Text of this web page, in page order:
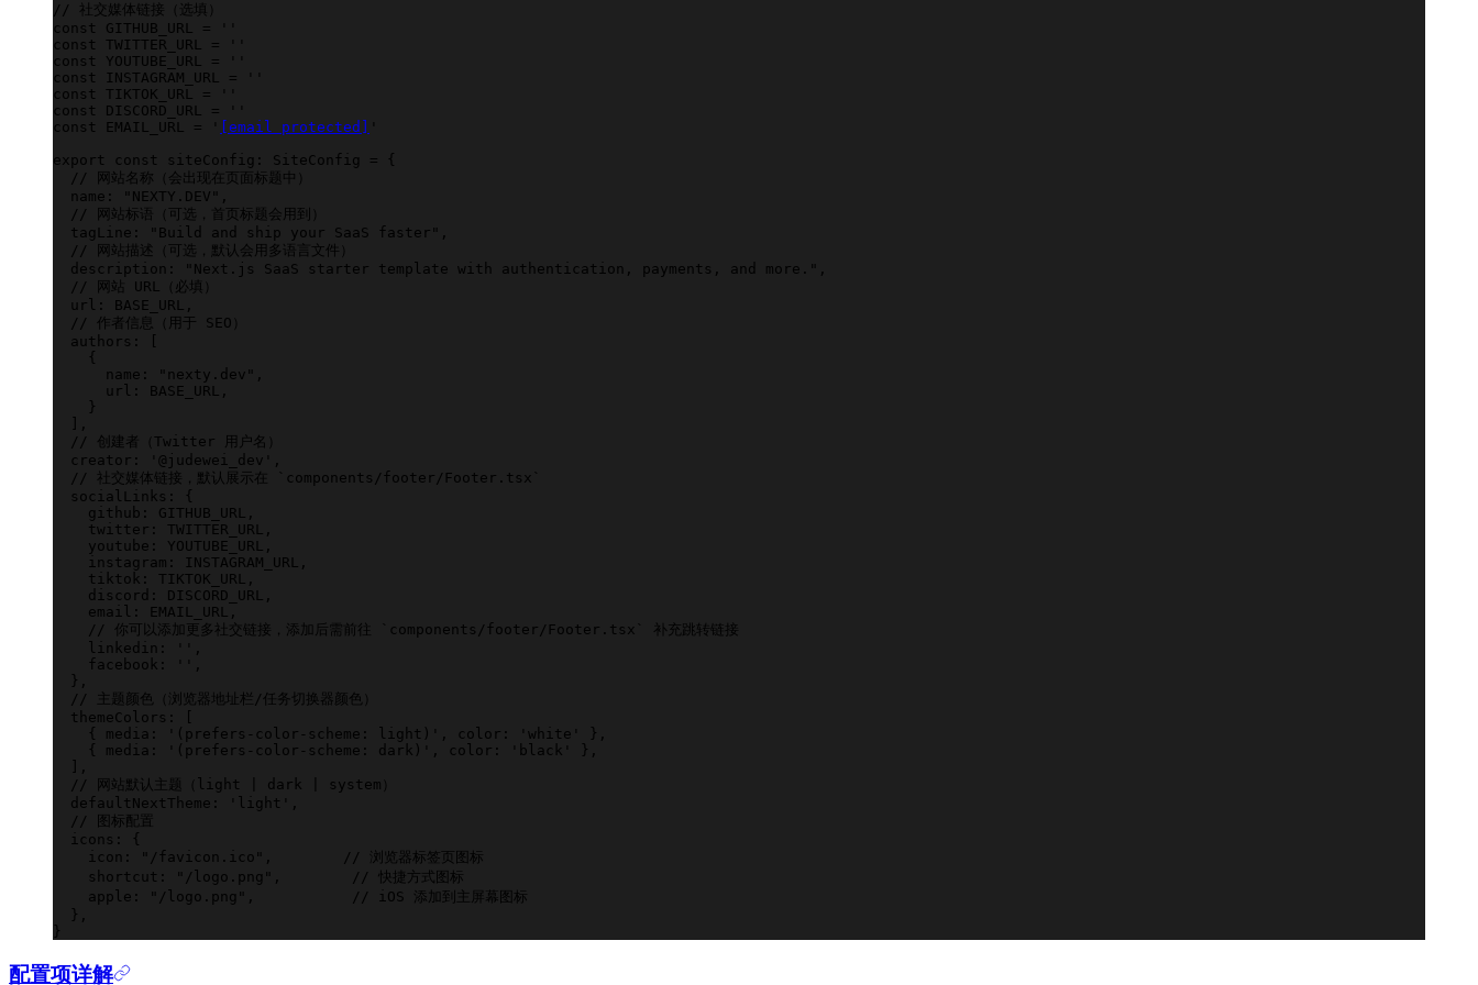
//
社交媒体链接（选填）
const
GITHUB_URL =
const
TWITTER_URL =
const
YOUTUBE_URL =
const
INSTAGRAM_URL =
const
TIKTOK_URL =
const
DISCORD_URL =
const
EMAIL_URL = [email protected]
export
const siteConfig : SiteConfig = {
  //
网站名称（会出现在页面标题中）
  name
: "NEXTY.DEV" ,
  //
网站标语（可选，首页标题会用到）
  tagLine
: "Build and ship your SaaS faster" ,
  //
网站描述（可选，默认会用多语言文件）
  description
: "Next.js SaaS starter template with authentication, payments, and more." ,
  //
网站 URL（必填）
  url
: BASE_URL
,
  //
作者信息（用于 SEO）
  authors
:
    {
      name
: "nexty.dev" ,
      url
: BASE_URL
,
    }
  ],
  //
创建者（Twitter 用户名）
  creator
: @judewei_dev
,
  //
社交媒体链接，默认展示在 `components/footer/Footer.tsx`
  socialLinks
:
{
    github
: GITHUB_URL
,
    twitter
: TWITTER_URL
,
    youtube
: YOUTUBE_URL
,
    instagram
: INSTAGRAM_URL
,
    tiktok
: TIKTOK_URL
,
    discord
: DISCORD_URL
,
    email
: EMAIL_URL
,
    //
你可以添加更多社交链接，添加后需前往 `components/footer/Footer.tsx` 补充跳转链接
    linkedin
:
,
    facebook
:
,
  },
  //
主题颜色（浏览器地址栏/任务切换器颜色）
  themeColors
:
    { media
: (prefers-color-scheme: light) , color : white
},
    { media
: (prefers-color-scheme: dark) , color : black
},
  ],
  //
网站默认主题（light | dark | system）
  defaultNextTheme
: light
,
  //
图标配置
  icons
:
{
    icon
: "/favicon.ico" , //
浏览器标签页图标
    shortcut
: "/logo.png" , //
快捷方式图标
    apple
: "/logo.png" , //
iOS 添加到主屏幕图标
  },
}
配置项详解